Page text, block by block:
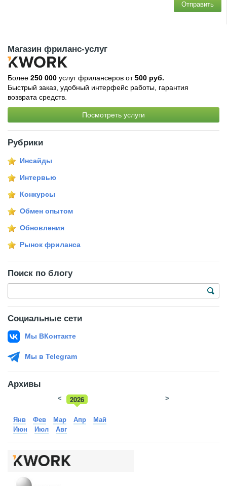
Отправить
Магазин фриланс-услуг
Более 250 000 услуг фрилансеров от500 руб.
Быстрый заказ, удобный интерфейс работы, гарантия
возврата средств.
Посмотреть услуги
Рубрики
Инсайды
Интервью
Конкурсы
Обмен опытом
Обновления
Рынок фриланса
Поиск по блогу
Социальные сети
Мы ВКонтакте
Мы в Telegram
Архивы
2026
2025
< >
Янв Фев Мар Апр
Май
Июн
Июл Авг